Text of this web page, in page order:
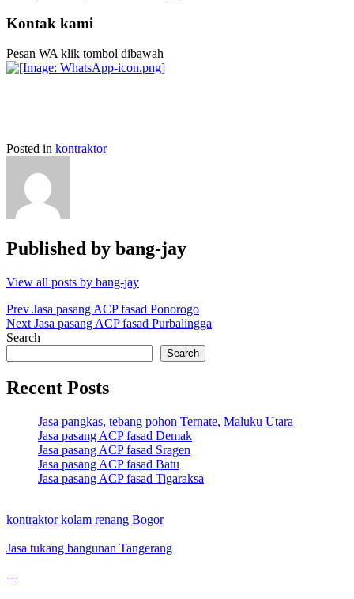
Kontak kami
Pesan WA klik tombol dibawah
Posted in kontraktor
Published by bang-jay
View all posts by bang-jay
Post
navigation
Prev Jasa pasang ACP fasad Ponorogo
Next Jasa pasang ACP fasad Purbalingga
Search
Search
Recent Posts
Jasa pangkas, tebang pohon Ternate, Maluku Utara
Jasa pasang ACP fasad Demak
Jasa pasang ACP fasad Sragen
Jasa pasang ACP fasad Batu
Jasa pasang ACP fasad Tigaraksa
kontraktor kolam renang Bogor
Jasa tukang bangunan Tangerang
---